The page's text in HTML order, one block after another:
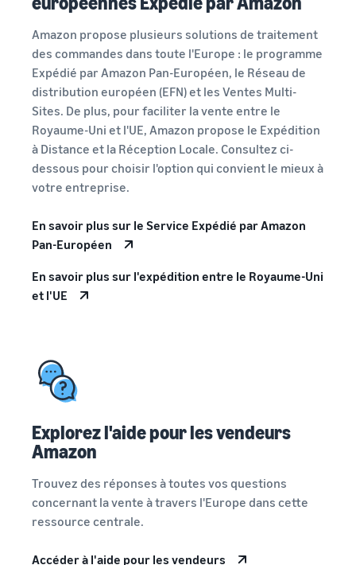
Amazon propose plusieurs solutions de traitement
des commandes dans toute l'Europe : le programme
Expédié par Amazon Pan-Européen, le Réseau de
distribution européen (EFN) et les Ventes Multi-
Sites. De plus, pour faciliter la vente entre le
Royaume-Uni et l'UE, Amazon propose le Expédition
à Distance et la Réception Locale. Consultez ci-
dessous pour choisir l'option qui convient le mieux à
votre entreprise.
En savoir plus sur le Service Expédié par Amazon
Pan-Européen
En savoir plus sur l'expédition entre le Royaume-Uni
et l'UE
Explorez l'aide pour les vendeurs
Amazon
Trouvez des réponses à toutes vos questions
concernant la vente à travers l'Europe dans cette
ressource centrale.
Accéder à l'aide pour les vendeurs